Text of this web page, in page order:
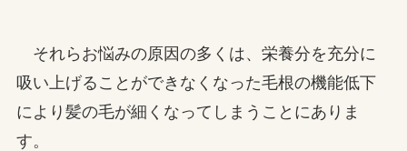
それらお悩みの原因の多くは、栄養分を充分に
吸い上げることができなくなった毛根の機能低下
により髪の毛が細くなってしまうことにありま
す。